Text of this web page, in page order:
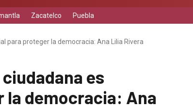
Zacatelco Puebla
para proteger la democracia: Ana Lilia Rivera
es
democracia: Ana